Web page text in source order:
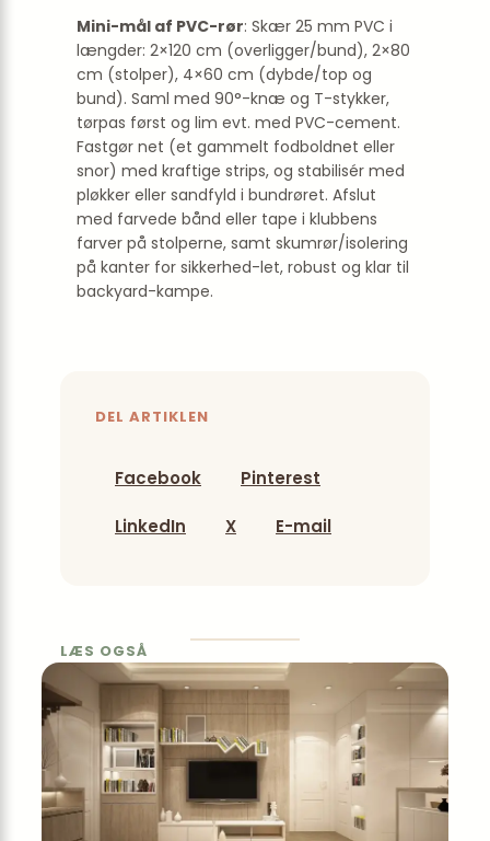
Mini-mål af PVC-rør: Skær 25 mm PVC i
længder: 2×120 cm (overligger/bund), 2×80
cm (stolper), 4×60 cm (dybde/top og
bund). Saml med 90°-knæ og T-stykker,
tørpas først og lim evt. med PVC-cement.
Fastgør net (et gammelt fodboldnet eller
snor) med kraftige strips, og stabilisér med
pløkker eller sandfyld i bundrøret. Afslut
med farvede bånd eller tape i klubbens
farver på stolperne, samt skumrør/isolering
på kanter for sikkerhed-let, robust og klar til
backyard-kampe.
DEL ARTIKLEN
Facebook Pinterest
LinkedIn X E-mail
LÆS OGSÅ